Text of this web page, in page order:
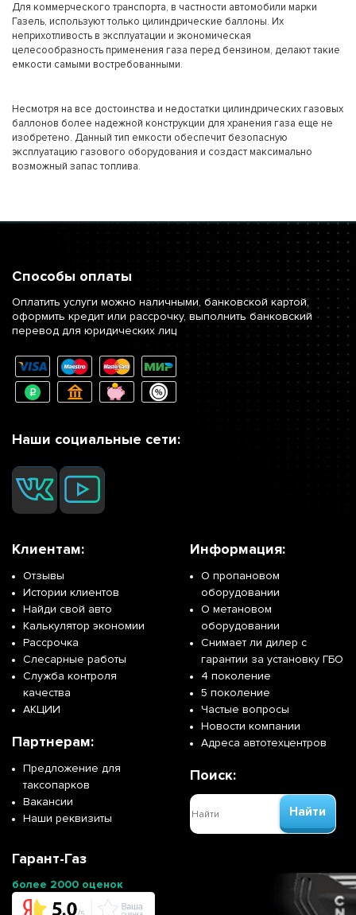
Для коммерческого транспорта, в частности автомобили марки
Газель, используют только цилиндрические баллоны. Их
неприхотливость в эксплуатации и экономическая
целесообразность применения газа перед бензином, делают такие
емкости самыми востребованными.
Несмотря на все достоинства и недостатки цилиндрических газовых
баллонов более надежной конструкции для хранения газа еще не
изобретено. Данный тип емкости обеспечит безопасную
эксплуатацию газового оборудования и создаст максимально
возможный запас топлива.
Способы оплаты
Оплатить услуги можно наличными, банковской картой,
оформить кредит или рассрочку, выполнить банковский
перевод для юридических лиц
Наши социальные сети:
Клиентам:
Отзывы
Истории клиентов
Найди свой авто
Калькулятор экономии
Рассрочка
Слесарные работы
Служба контроля
качества
АКЦИИ
Партнерам:
Предложение для
таксопарков
Вакансии
Наши реквизиты
Информация:
О пропановом
оборудовании
О метановом
оборудовании
Снимает ли дилер с
гарантии за установку ГБО
4 поколение
5 поколение
Частые вопросы
Новости компании
Адреса автотехцентров
Поиск:
Найти
Гарант-Газ
более 2000 оценок